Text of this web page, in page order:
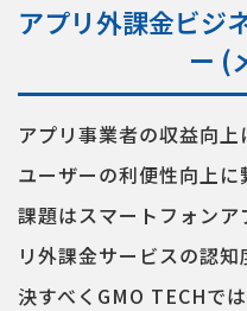
アプリ外課金ビジ
ー (
アプリ事業者の収益向
ユーザーの利便性向上
課題はスマートフォン
リ外課金サービスの認
決すべくGMO TECHで